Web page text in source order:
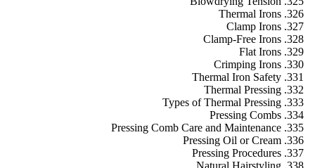
Thermal Irons
Clamp Irons
Clamp-Free Irons
Flat Irons
Crimping Irons
Thermal Iron Safety
Thermal Pressing
Types of Thermal Pressing
Pressing Combs
Pressing Comb Care and Maintenance
Pressing Oil or Cream
Pressing Procedures
Natural Hairstyling